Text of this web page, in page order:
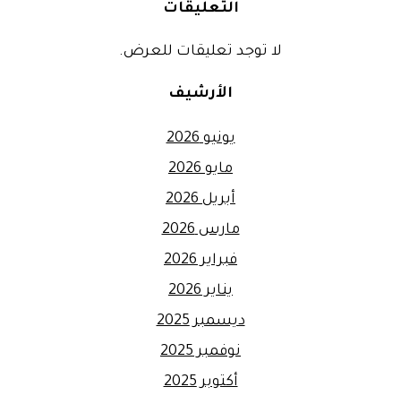
التعليقات
لا توجد تعليقات للعرض.
الأرشيف
يونيو 2026
مايو 2026
أبريل 2026
مارس 2026
فبراير 2026
يناير 2026
ديسمبر 2025
نوفمبر 2025
أكتوبر 2025